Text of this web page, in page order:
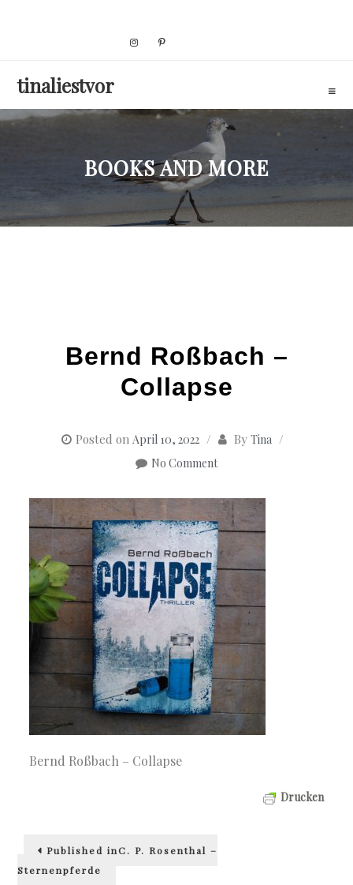
tinaliestvor
BOOKS AND MORE
Bernd Roßbach –
Collapse
Posted on April 10, 2022 By Tina
No Comment
Bernd Roßbach – Collapse
Drucken
Beitragsnavigation
Published inC. P. Rosenthal –
Sternenpferde